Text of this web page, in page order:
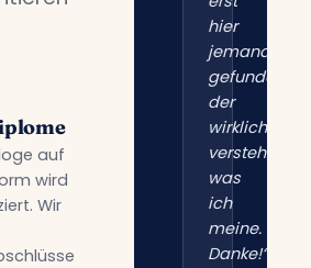
auf
wird
Wir
hier
jemanden
gefunden,
der
wirklich
versteht,
was
ich
meine.
Danke!“”